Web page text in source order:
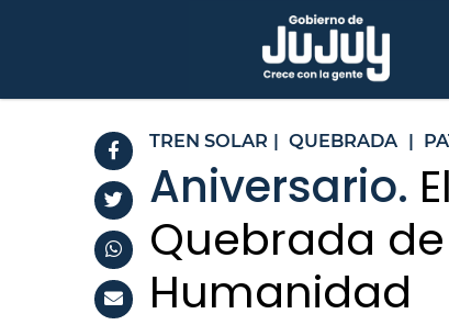
TREN SOLAR | QUEBRADA |
Aniversario.
Quebrada
Humanidad